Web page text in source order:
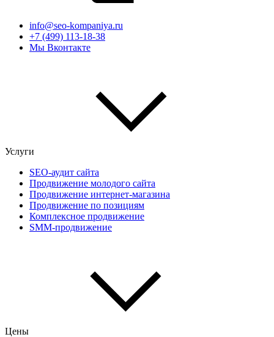
info@seo-kompaniya.ru
+7 (499) 113-18-38
Мы Вконтакте
Услуги
SEO-аудит сайта
Продвижение молодого сайта
Продвижение интернет-магазина
Продвижение по позициям
Комплексное продвижение
SMM-продвижение
Цены